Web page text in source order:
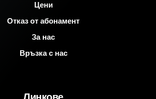
Цени
Отказ от абонамент
За нас
Връзка с нас